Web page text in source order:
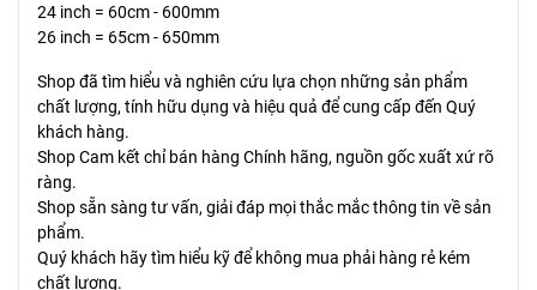
24 inch = 60cm - 600mm
26 inch = 65cm - 650mm
Shop đã tìm hiểu và nghiên cứu lựa chọn những sản phẩm
chất lượng, tính hữu dụng và hiệu quả để cung cấp đến Quý
khách hàng.
Shop Cam kết chỉ bán hàng Chính hãng, nguồn gốc xuất xứ rõ
ràng.
Shop sẵn sàng tư vấn, giải đáp mọi thắc mắc thông tin về sản
phẩm.
Quý khách hãy tìm hiểu kỹ để không mua phải hàng rẻ kém
chất lượng.